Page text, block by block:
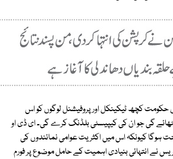
کچھ ٹیکینکل اور پروفیشنل لوگوں کو اس
گی جو ان کی کیپیسٹی بلڈنگ کرے گی۔ ای ڈی او
ہوگا کیونکہ اس میں اکثریت عوامی نمائندوں کی
نے انتہائی بنیادی اہمیت کے حامل موضوع پر فورم